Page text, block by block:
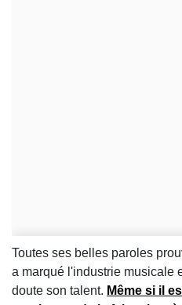
Toutes ses belles paroles
a marqué l'industrie musicale
doute son talent. Même si il